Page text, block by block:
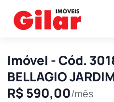
Imóvel - Cód.
BELLAGIO
R$ 590,00/mês